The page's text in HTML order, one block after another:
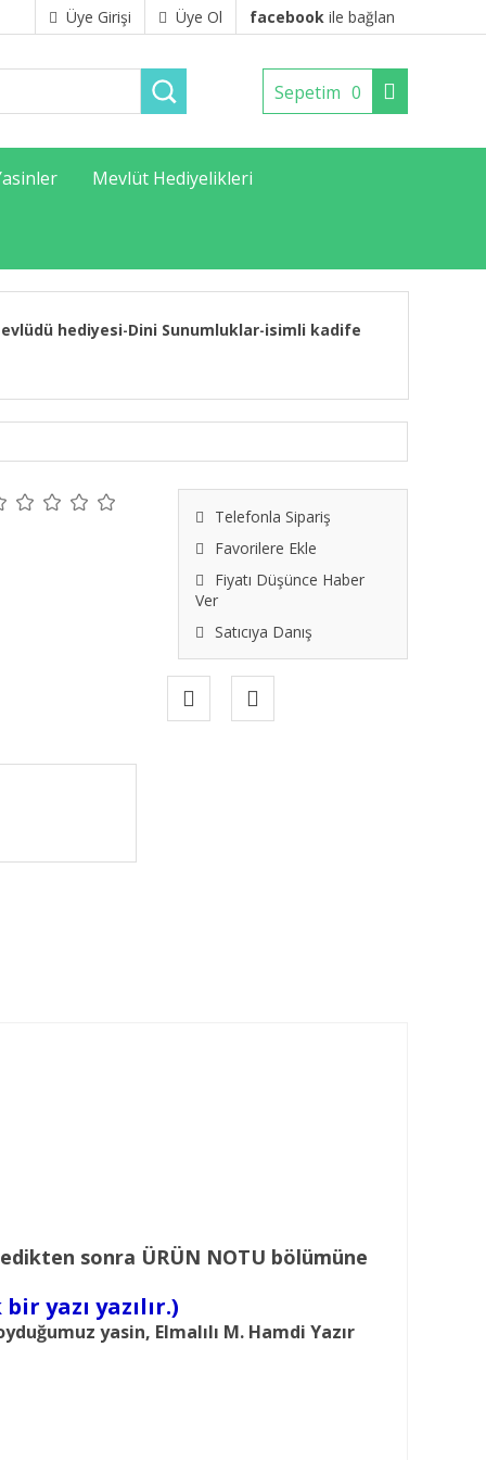
Üye Girişi Üye Ol facebook ile bağlan
Sepetim 0
Mevlüt Hediyelikleri
hediyesi-Dini Sunumluklar-isimli kadife
Telefonla Sipariş
Favorilere Ekle
Fiyatı Düşünce Haber
Ver
Satıcıya Danış
sonra ÜRÜN NOTU bölümüne
yazı yazılır.)
yasin, Elmalılı M. Hamdi Yazır